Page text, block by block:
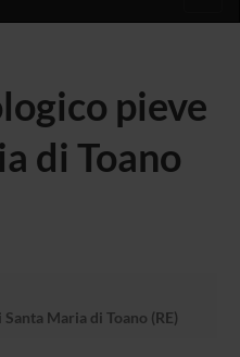
pieve
di Toano
Maria di Toano (RE)